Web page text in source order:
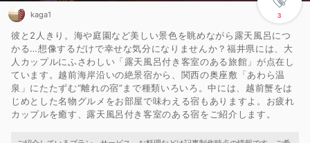
3
kaga1
彼と2人きり。海や庭園など美しい景色を眺めながら露天風呂につ
かる…想像するだけで幸せな気分になりませんか？福井県には、大
人カップルにふさわしい「露天風呂付き客室のある旅館」が点在し
ています。越前海岸沿いの絶景宿から、関西の奥座敷「あわら温
泉」にたたずむ“離れの宿”まで種類いろいろ。中には、越前蟹をは
じめとした名物グルメをお部屋で味わえる宿もありますよ。お疲れ
カップルを癒す、露天風呂付き客室のある宿をご紹介します。